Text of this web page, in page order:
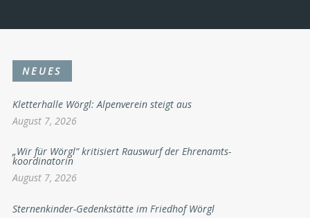
NEUES
Kletterhalle Wörgl: Alpenverein steigt aus
August 7, 2026
„Wir für Wörgl“ kritisiert Rauswurf der Ehrenamts-
koordinatorin
August 7, 2026
Sternenkinder-Gedenkstätte im Friedhof Wörgl